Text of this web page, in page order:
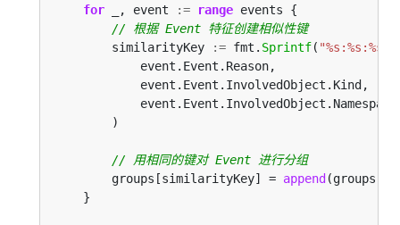
for _, event := range
        similarityKey
:= fmt. Sprintf( "%s:%s:%s"
        groups[similarityKey] =
append